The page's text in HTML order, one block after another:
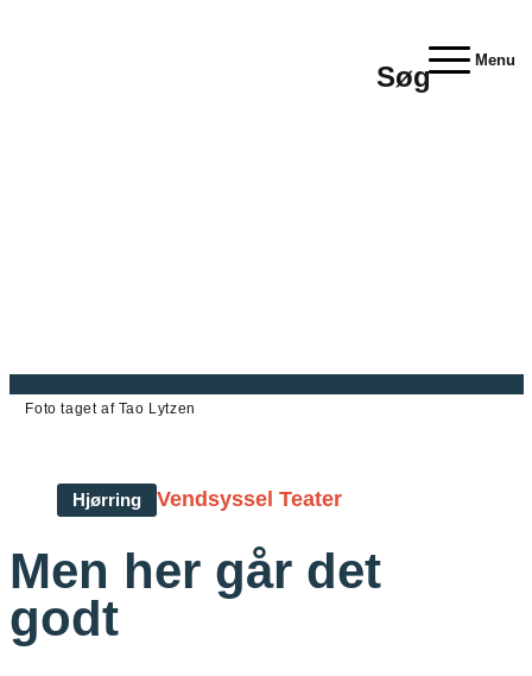
Søg
Menu
Foto taget af Tao Lytzen
Hjørring Vendsyssel Teater
Men her går det
godt